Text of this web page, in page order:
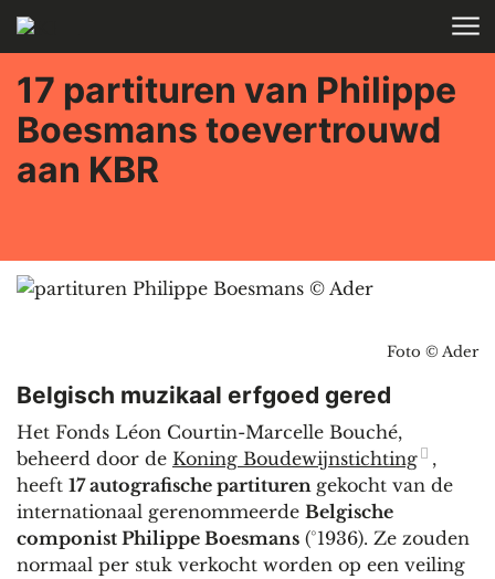
Skip to main content
17 partituren van Philippe
Boesmans toevertrouwd
aan KBR
Foto © Ader
Belgisch muzikaal erfgoed gered
Het Fonds Léon Courtin-Marcelle Bouché,
beheerd door de Koning Boudewijnstichting
,
heeft 17 autografische partituren gekocht van de
internationaal gerenommeerde Belgische
componist Philippe Boesmans (°1936). Ze zouden
normaal per stuk verkocht worden op een veiling